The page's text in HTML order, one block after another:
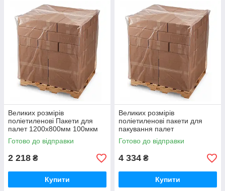
Великих розмірів
поліетиленові Пакети для
палет 1200х800мм 100мкм
висота вантажу 60см
(вторинний PE)
Готово до відправки
2 218 ₴
Купити
Великих розмірів
поліетиленові пакети для
пакування палет
1200х800мм 100мкм висота
вантажу 20см (вторинний PE)
Готово до відправки
4 334 ₴
Купити